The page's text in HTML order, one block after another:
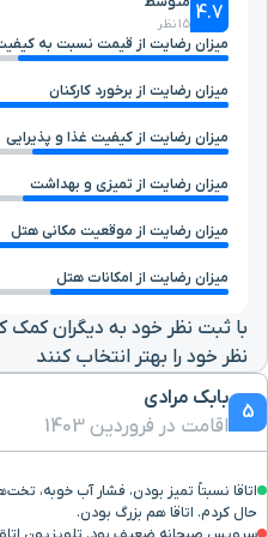
شهر باستانی حریره ۱۰ دقیقه با خودرو (۷ کیلومتر و ۳۷۹ متر)
پارک درخت سبز ۱۱ دقیقه با خودرو (۷ کیلومتر و ۵۲۴ متر)
پدیده شاندیز ۱۱ دقیقه با خودرو (۷ کیلومتر و ۷۰۳ متر)
آب انبار سنتی
مسیر ویژه دوچرخه سواری ۱۱ دقیقه با خودرو (۷ کیلومتر و ۹۹۲ متر)
بازار پارس خلیج
مرکز خرید دیپلمات
4.7 15 نظر
میزان رضایت از قیمت نسبت به
میزان رضایت از برخورد کارکنان
میزان رضایت از کیفیت غذا و پذیرایی
میزان رضایت از تمیزی و بهداشت
میزان رضایت از موقعیت مکانی هتل
میزان رضایت از امکانات هتل
با ثبت نظر خود به دیگران کمک
نظر خود را بهتر انتخاب کنند
5
بابک مرادی
اقامت در فروردین 1403
اتاقا نسبتاً تمیز بودن، فشار آب خوبه،
حال کردم. اتاقا هم بزرگ بودن.